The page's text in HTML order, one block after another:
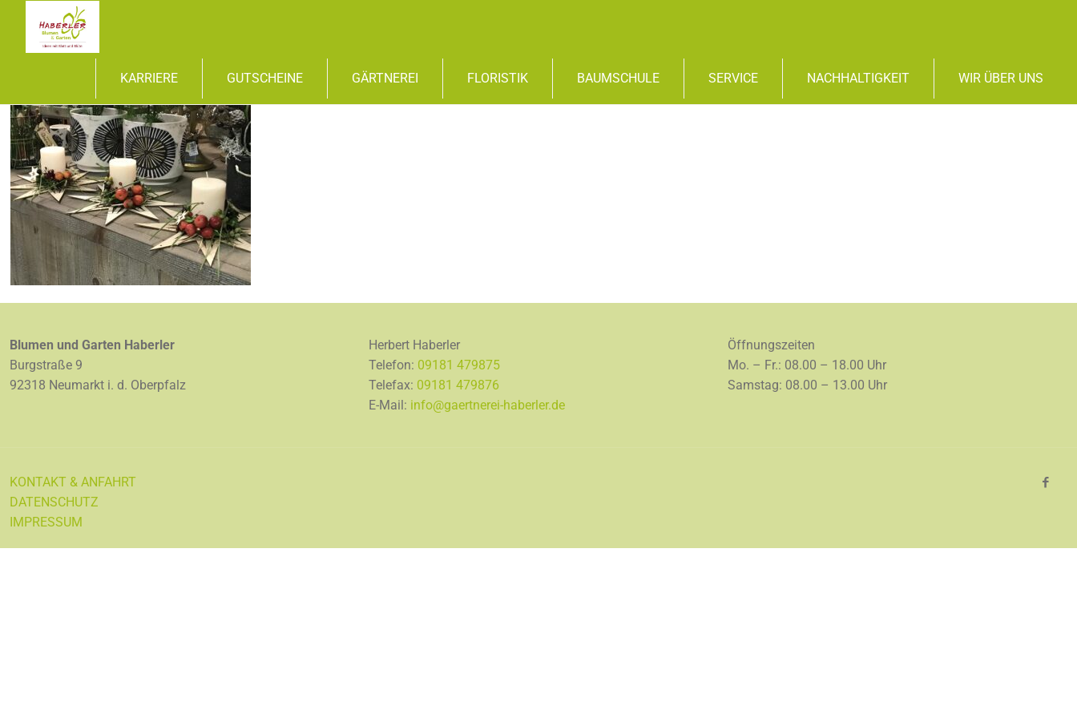
KARRIERE GUTSCHEINE GÄRTNEREI FLORISTIK BAUMSCHULE SERVICE NACHHALTIGKEIT WIR ÜBER UNS
Blumen und Garten Haberler
Burgstraße 9
92318 Neumarkt i. d. Oberpfalz
Herbert Haberler
Telefon: 09181 479875
Telefax: 09181 479876
E-Mail: info@gaertnerei-haberler.de
Öffnungszeiten
Mo. – Fr.: 08.00 – 18.00 Uhr
Samstag: 08.00 – 13.00 Uhr
KONTAKT & ANFAHRT
DATENSCHUTZ
IMPRESSUM